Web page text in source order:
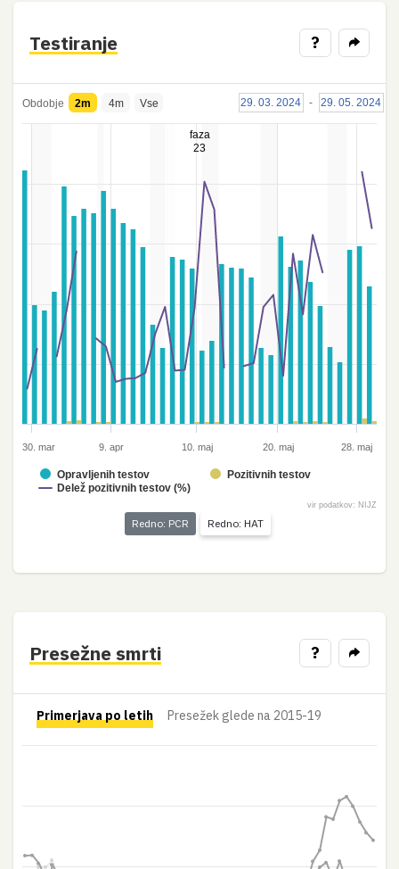
Testiranje ?
faza
23
30. mar 9. apr 10. maj 20. maj 28. maj
Obdobje 2m 4m Vse 29. 03. 2024 - 29. 05. 2024
Opravljenih testov
Pozitivnih testov
Delež pozitivnih testov (%)
vir podatkov: NIJZ
Redno: PCR Redno: HAT
Presežne smrti ?
Primerjava po letih Presežek glede na 2015-19